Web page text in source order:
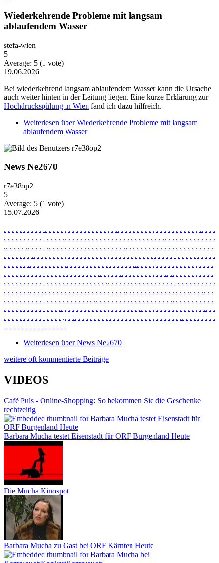
Wiederkehrende Probleme mit langsam
ablaufendem Wasser
stefa-wien
5
Average: 5 (1 vote)
19.06.2026
Bei wiederkehrend langsam ablaufendem Wasser kann die Ursache
auch weiter hinten in der Leitung liegen. Eine kurze Erklärung zur
Hochdruckspülung in Wien fand ich dazu hilfreich.
Weiterlesen über Wiederkehrende Probleme mit langsam
ablaufendem Wasser
News Ne2670
r7e38op2
5
Average: 5 (1 vote)
15.07.2026
. . . . . . . . . . .. . . . . . . . . . . . . . . . . . .. . . . . . . . . . . . . . . . . . . . . .. . . .
. . . . . . . . . . . . . . . .. . . . . . . . . . . . . . . . . . . . . . . . . .. . . . .. . . . . . . . .
.. . . . . .. . . . . .. . . . . . . . . . . . . . . . . . . .. . . . . . . . . . . . . . . . . . . . . . .
. . . . . . . .. . . . . . . . . . . . . . . . . . . . . . . . . . . . . . . . . . . . . . . . . . . . . . .
. . . . . . .. . . . . . . . . .. . . . . . . . . . . . . . . . . ... . . . . . . . . . . . . . . . . . . .
. . . . . . . . . . . . . . . . . . . . . . . . .. . . . . .. . . . . . . . . . . .. .. . . . . . . . . . .
. . . . . . . . . . . . . . . . . . . . . . . . . . .. . . . . . . . . . . . . . . . . . . . . . . . . . . .
. . . . . . .. . . . . . . . . . . . . . . . . . . . . . . . .. . . . . . . . . . . . . . . . .. . . .. . .
. . . . . . . . . . . . . . . . . . . . . . . .. . . . . . . . . . . . . . . . . . . .. . . . . . . . . . .
. . . . . . . . . . . . . . .. . . . . . . . . . . . . . . . . . . . .. . . . . . . . . . . . . . . . .. . .
. . . . . . . . . . . . . . . .. . .. . . . . . . . . . . . . . . . . . . . . . . . . . . .. . . . . . . . .
.. . . . . . . . . . . . . . . .
Weiterlesen über News Ne2670
weitere oft kommentierte Beiträge
VIDEOS
Café Puls - Online-Shopping: So bekommen Sie die Geschenke
rechtzeitig
Barbara Mucha testet Eisenstadt für ORF Burgenland Heute
Die Mucha Kinospot
Barbara Mucha zu Gast bei ORF Kärnten Heute